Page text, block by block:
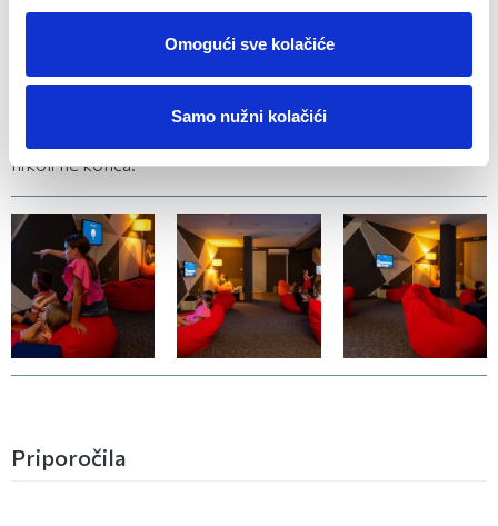
Omogući sve kolačiće
Samo nužni kolačići
PlayStation ter impresivno ponudbo iger naš Game Room
postane epicenter zabave in dogodivščin. Najboljše pri
vsem pa je, da je uporaba našega Game Rooma povsem
nikoli ne konča.
(3 fotografij) (3 fotografij) (3 fotografij)
Priporočila